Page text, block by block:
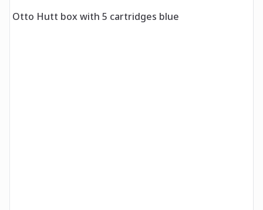
Otto Hutt box with 5 cartridges blue